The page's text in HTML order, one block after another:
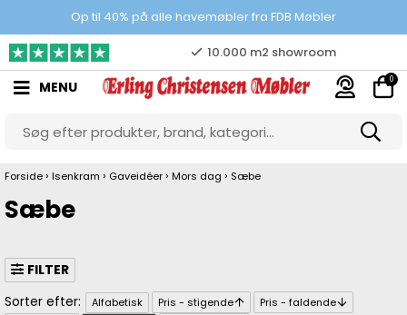
Op til 40% på alle havemøbler fra FDB Møbler
Prisgaranti
10.000 m2 showroom
Gratis & gode parkeringsforhold
MENU 0
Forside › Isenkram › Gaveidéer › Mors dag › Sæbe
Sæbe
FILTER
Alfabetisk Pris - stigende
Pris - faldende